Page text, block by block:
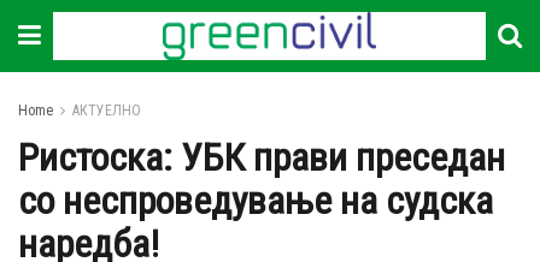
Home АКТУЕЛНО
Ристоска: УБК прави преседан
со неспроведување на судска
наредба!